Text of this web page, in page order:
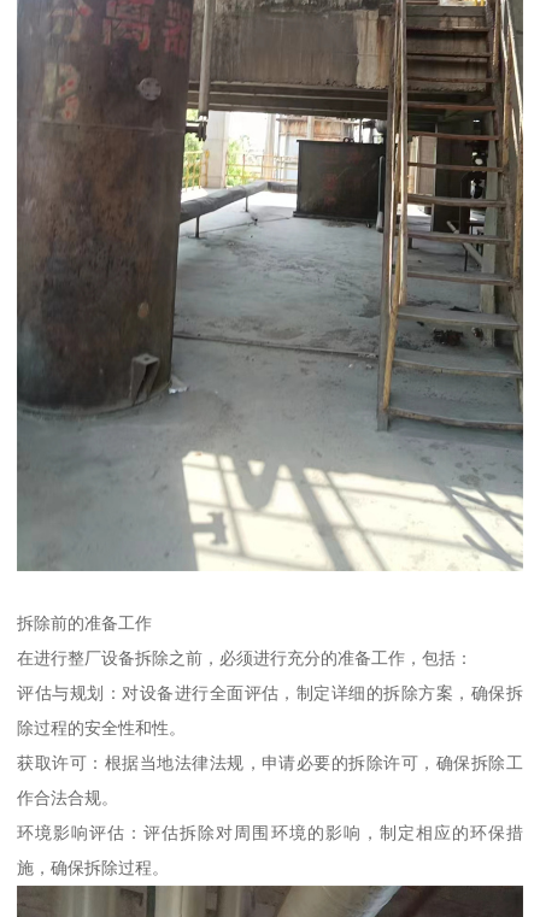
拆除前的准备工作
在进行整厂设备拆除之前，必须进行充分的准备工作，包括：
评估与规划：对设备进行全面评估，制定详细的拆除方案，确保拆
除过程的安全性和性。
获取许可：根据当地法律法规，申请必要的拆除许可，确保拆除工
作合法合规。
环境影响评估：评估拆除对周围环境的影响，制定相应的环保措
施，确保拆除过程。